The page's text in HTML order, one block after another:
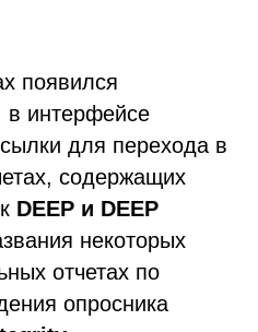
появился
интерфейсе
для перехода в
содержащих
DEEP и DEEP
некоторых
отчетах по
опросника